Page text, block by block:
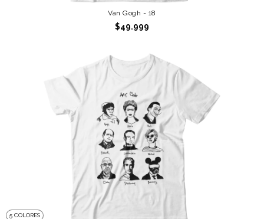
Van Gogh - 18
$49.999
5 COLORES